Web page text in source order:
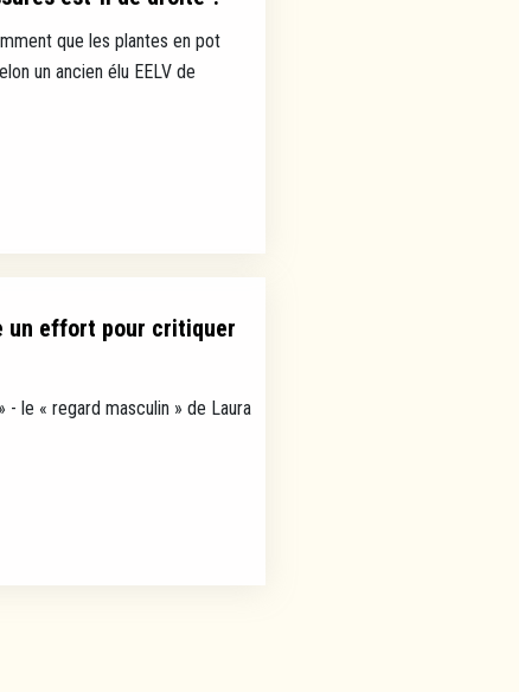
que les plantes en pot
un ancien élu EELV de
un effort pour critiquer
- le « regard masculin » de Laura